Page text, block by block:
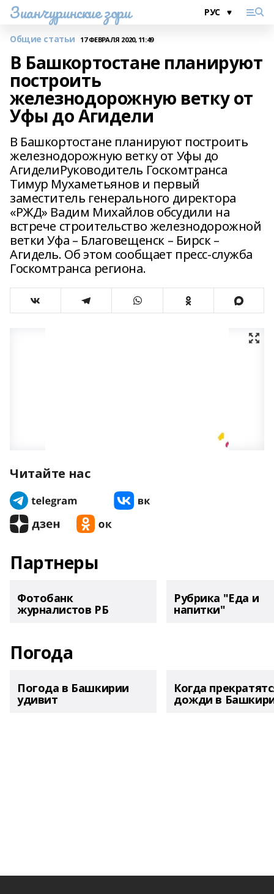
Зианчуринские зори
Общие статьи 17 ФЕВРАЛЯ 2020, 11:49
В Башкортостане планируют
построить
железнодорожную ветку от
Уфы до Агидели
В Башкортостане планируют построить
железнодорожную ветку от Уфы до
АгиделиРуководитель Госкомтранса
Тимур Мухаметьянов и первый
заместитель генерального директора
«РЖД» Вадим Михайлов обсудили на
встрече строительство железнодорожной
ветки Уфа – Благовещенск – Бирск –
Агидель. Об этом сообщает пресс-служба
Госкомтранса региона.
Читайте нас
Партнеры
Фотобанк
журналистов РБ
Рубрика "Еда и
напитки"
Погода
Погода в Башкирии
удивит
Когда
дожди в